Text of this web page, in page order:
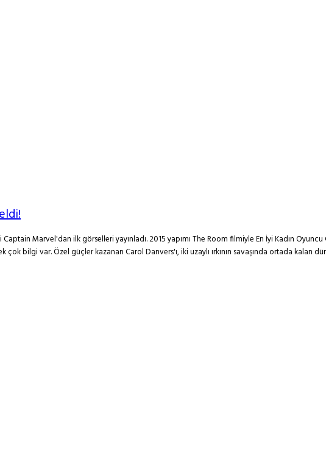
Marvel'dan ilk görselleri yayınladı. 2015 yapımı The Room filmiyle En İyi Kadın
bilgi var. Özel güçler kazanan Carol Danvers'ı, iki uzaylı ırkının savaşında ortada kalan